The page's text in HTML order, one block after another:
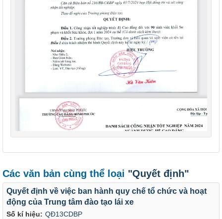
Các văn bản cùng thể loại "Quyết định"
Số kí hiệu: QĐ13CDBP
Quyết định về việc ban hành quy chế tổ chức và hoạt
động của Trung tâm đào tạo lái xe